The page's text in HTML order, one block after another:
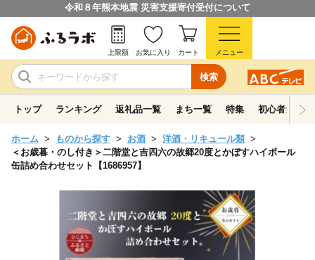
令和８年熊本地震 災害支援寄付受付について
検索
上限額 お気に入り カート メニュー
トップ ランキング 返礼品一覧 まち一覧 特集 初心者ガイド
ホーム ものから探す お酒
洋酒・リキュール類
＜お歳暮・のし付き＞二階堂と吉四六の故郷20度とかぼすハイボール
缶詰め合わせセット【1686957】